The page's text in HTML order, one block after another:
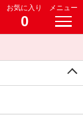
お気に入り
0
メニュー